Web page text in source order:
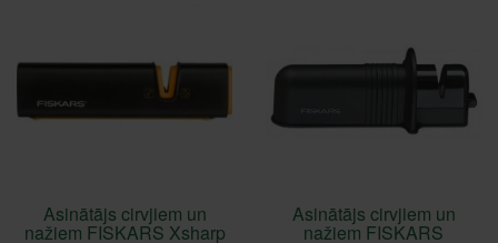
Asinātājs cirvjiem un
nažiem FISKARS Xsharp
Asinātājs cirvjiem un
nažiem FISKARS